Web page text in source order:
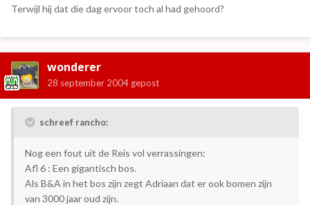
Terwijl hij dat die dag ervoor toch al had gehoord?
wonderer
28 september 2004 gepost
schreef rancho:
Nog een fout uit de Reis vol verrassingen:
Afl 6 : Een gigantisch bos.
Als B&A in het bos zijn zegt Adriaan dat er ook bomen zijn
van 3000 jaar oud zijn.